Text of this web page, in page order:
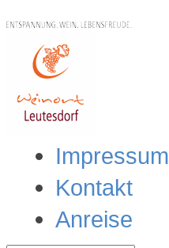
Impressum
Kontakt
Anreise